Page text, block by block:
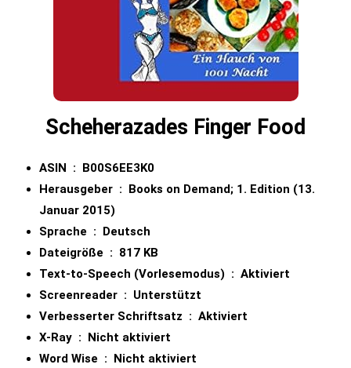
Scheherazades Finger Food
ASIN ‏ : ‎ B00S6EE3K0
Herausgeber ‏ : ‎ Books on Demand; 1. Edition (13.
Januar 2015)
Sprache ‏ : ‎ Deutsch
Dateigröße ‏ : ‎ 817 KB
Text-to-Speech (Vorlesemodus) ‏ : ‎ Aktiviert
Screenreader ‏ : ‎ Unterstützt
Verbesserter Schriftsatz ‏ : ‎ Aktiviert
X-Ray ‏ : ‎ Nicht aktiviert
Word Wise ‏ : ‎ Nicht aktiviert